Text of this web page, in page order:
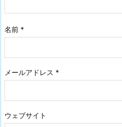
名前 *
メールアドレス *
ウェブサイト